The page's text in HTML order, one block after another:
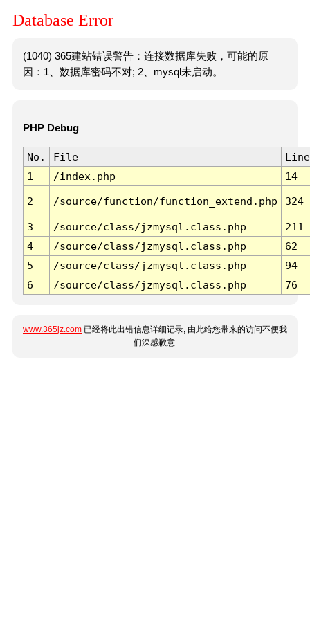
Database Error
(1040) 365建站错误警告：连接数据库失败，可能的原
因：1、数据库密码不对; 2、mysql未启动。
PHP Debug
No. File
Line
1
/index.php 14
2 /source/function/function_extend.php 324
3 /source/class/jzmysql.class.php
211
4
/source/class/jzmysql.class.php
62
5
/source/class/jzmysql.class.php
94
6
/source/class/jzmysql.class.php 76
www.365jz.com 已经将此出错信息详细记录, 由此给您带来的访问不便我
们深感歉意.